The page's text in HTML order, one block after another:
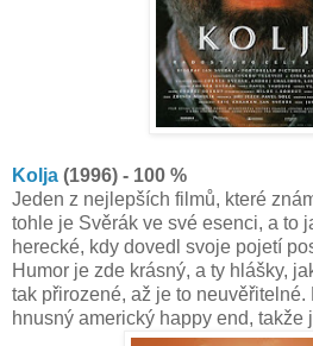
Kolja (1996) - 100 %
Jeden z nejlepších filmů, které
tohle je Svěrák ve své esenci, a to
herecké, kdy dovedl svoje pojetí
Humor je zde krásný, a ty hlášky,
tak přirozené, až je to
hnusný americký happy end, takže